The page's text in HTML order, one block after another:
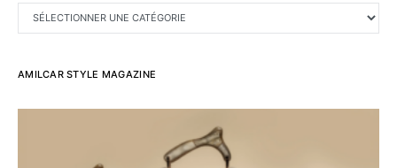
CATÉGORIES
AMILCAR STYLE MAGAZINE